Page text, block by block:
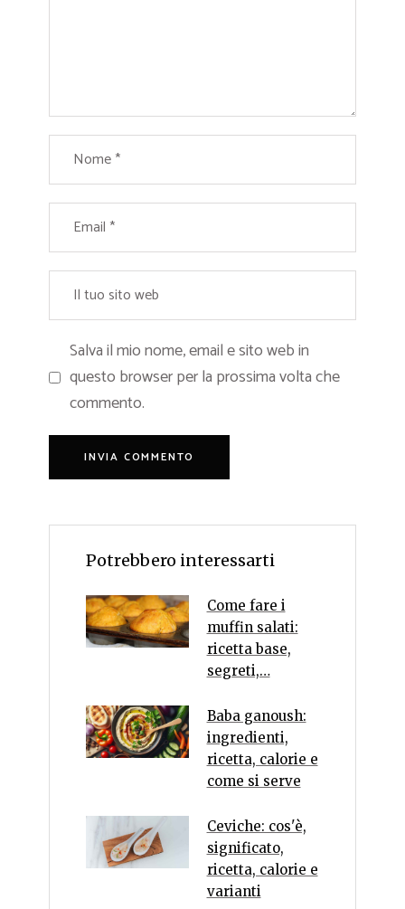
Salva il mio nome, email e sito web in
questo browser per la prossima volta che
commento.
Potrebbero interessarti
Come fare i
muffin salati:
ricetta base,
segreti,…
Baba ganoush:
ingredienti,
ricetta, calorie e
come si serve
Ceviche: cos'è,
significato,
ricetta, calorie e
varianti